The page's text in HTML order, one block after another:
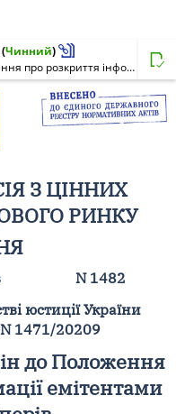
(Чинний)
Про затвердження Змін до Положення про розкриття інформації емітентами цінних паперів